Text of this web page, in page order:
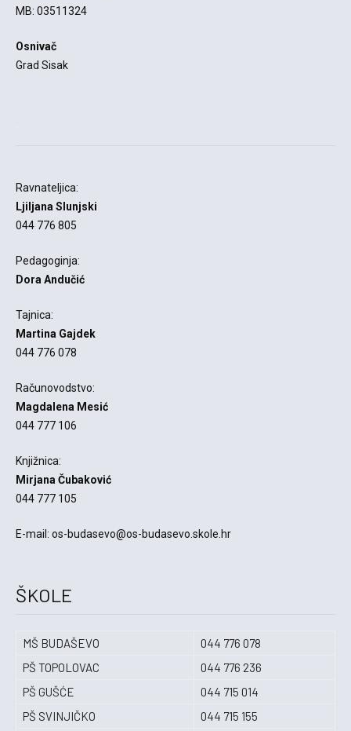
MB: 03511324
Osnivač
Grad Sisak
Ravnateljica:
Ljiljana Slunjski
044 776 805
Pedagoginja:
Dora Andučić
Tajnica:
Martina Gajdek
044 776 078
Računovodstvo:
Magdalena Mesić
044 777 106
Knjižnica:
Mirjana Čubaković
044 777 105
E-mail: os-budasevo@os-budasevo.skole.hr
ŠKOLE
MŠ BUDAŠEVO
044 776 078
PŠ TOPOLOVAC
044 776 236
PŠ GUŠĆE
044 715 014
PŠ SVINJIČKO
044 715 155